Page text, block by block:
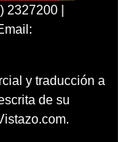
|
y traducción a
de su